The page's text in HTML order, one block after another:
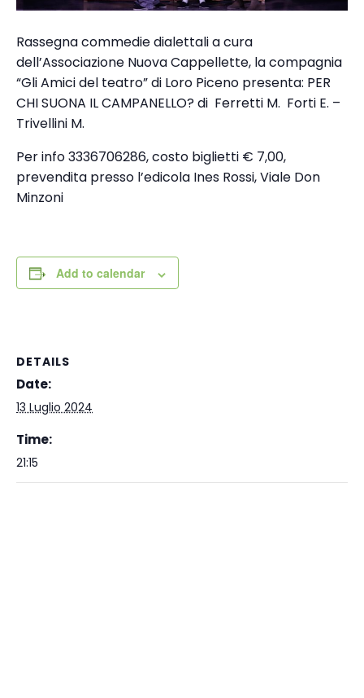
Rassegna commedie dialettali a cura
dell’Associazione Nuova Cappellette, la compagnia
“Gli Amici del teatro” di Loro Piceno presenta: PER
CHI SUONA IL CAMPANELLO? di Ferretti M. Forti E. –
Trivellini M.
Per info 3336706286, costo biglietti € 7,00,
prevendita presso l’edicola Ines Rossi, Viale Don
Minzoni
Add to calendar
DETAILS
Date:
13 Luglio 2024
Time:
21:15